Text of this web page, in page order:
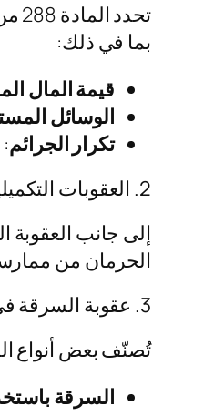
بما في ذلك:
قيمة المال
الوسائل
تكرار الجرائم
2. العقوبات التكميلية
إلى جانب
الحرمان من
3. عقوبة السرقة في حالات معينة
تُصنّف بعض أنواع
السرقة